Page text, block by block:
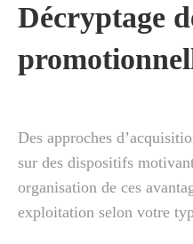
Décryptage
Des approches
sur des dispositifs
organisation de ces
exploitation selon votre